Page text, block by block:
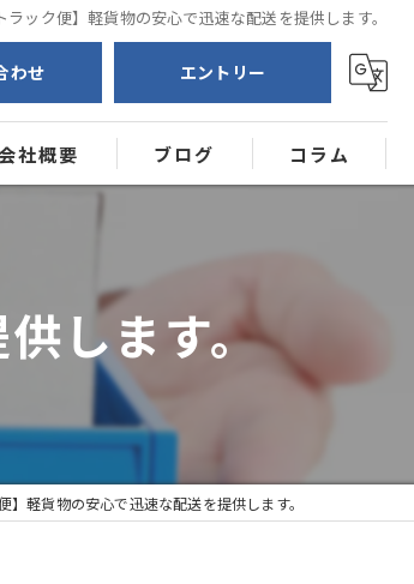
ラック便】軽貨物の安心で迅速な配送を提供します。
わせ エントリー
社概要 ブログ コラム
します。
】軽貨物の安心で迅速な配送を提供します。